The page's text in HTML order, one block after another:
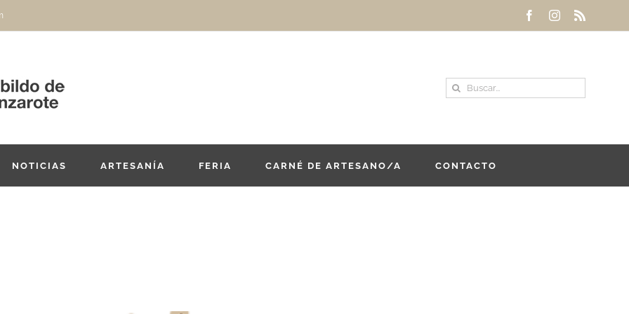
FacebookInstagram
Buscar:
NOTICIAS ARTESANÍA FERIA CARNÉ DE ARTESANO/A CONTACTO